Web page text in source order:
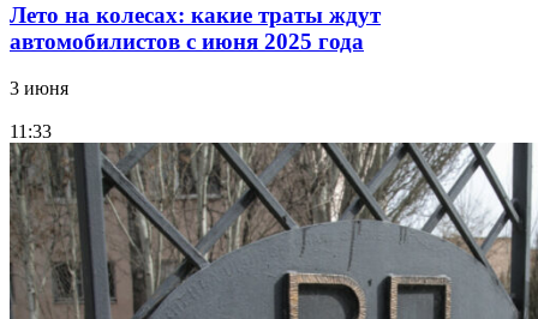
Лето на колесах: какие траты ждут
автомобилистов с июня 2025 года
3 июня
11:33